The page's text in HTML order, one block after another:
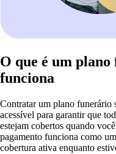
O que é um
funciona
Contratar um plano funerário
acessível para garantir que
estejam cobertos quando
pagamento funciona como
cobertura ativa enquanto